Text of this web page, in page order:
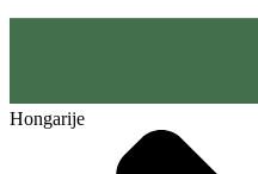
Hongarije